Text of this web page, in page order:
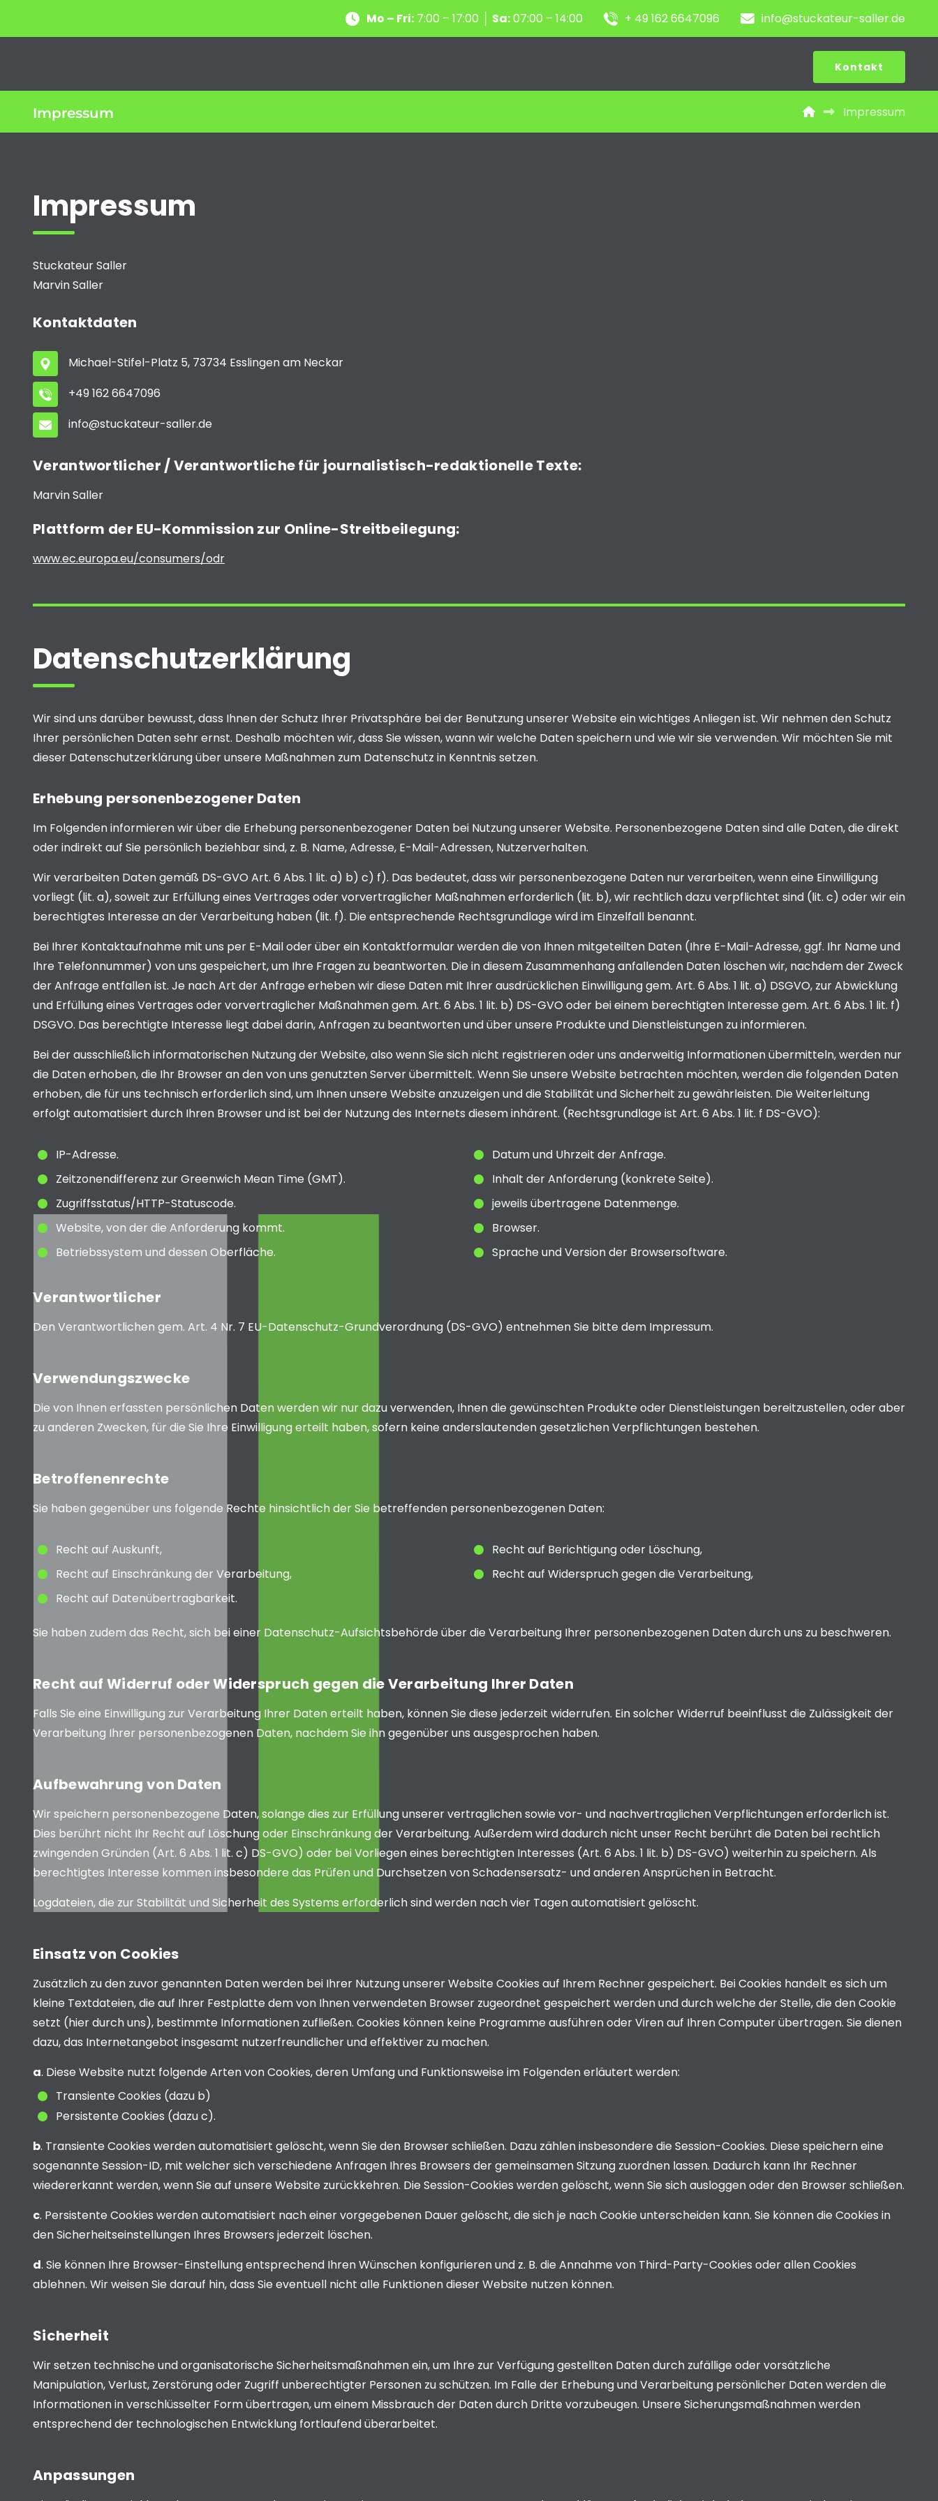
info@stuckateur-saller.de
+ 49 162 6647096
Mo – Fri: 7:00 – 17:00 │ Sa:07:00 – 14:00
Kontakt
Impressum Impressum
Impressum
Stuckateur Saller
Marvin Saller
Kontaktdaten
Michael-Stifel-Platz 5, 73734 Esslingen am Neckar
+49 162 6647096
info@stuckateur-saller.de
Verantwortlicher / Verantwortliche für journalistisch-redaktionelle Texte:
Marvin Saller
Plattform der EU-Kommission zur Online-Streitbeilegung:
www.ec.europa.eu/consumers/odr
Datenschutz­erklärung
Wir sind uns darüber bewusst, dass Ihnen der Schutz Ihrer Privatsphäre bei der Benutzung unserer Website ein wichtiges Anliegen ist. Wir nehmen den Schutz
Ihrer persönlichen Daten sehr ernst. Deshalb möchten wir, dass Sie wissen, wann wir welche Daten speichern und wie wir sie verwenden. Wir möchten Sie mit
dieser Datenschutzerklärung über unsere Maßnahmen zum Datenschutz in Kenntnis setzen.
Erhebung personenbezogener Daten
Im Folgenden informieren wir über die Erhebung personenbezogener Daten bei Nutzung unserer Website. Personenbezogene Daten sind alle Daten, die direkt
oder indirekt auf Sie persönlich beziehbar sind, z. B. Name, Adresse, E-Mail-Adressen, Nutzerverhalten.
Wir verarbeiten Daten gemäß DS-GVO Art. 6 Abs. 1 lit. a) b) c) f). Das bedeutet, dass wir personenbezogene Daten nur verarbeiten, wenn eine Einwilligung
vorliegt (lit. a), soweit zur Erfüllung eines Vertrages oder vorvertraglicher Maßnahmen erforderlich (lit. b), wir rechtlich dazu verpflichtet sind (lit. c) oder wir ein
berechtigtes Interesse an der Verarbeitung haben (lit. f). Die entsprechende Rechtsgrundlage wird im Einzelfall benannt.
Bei Ihrer Kontaktaufnahme mit uns per E-Mail oder über ein Kontaktformular werden die von Ihnen mitgeteilten Daten (Ihre E-Mail-Adresse, ggf. Ihr Name und
Ihre Telefonnummer) von uns gespeichert, um Ihre Fragen zu beantworten. Die in diesem Zusammenhang anfallenden Daten löschen wir, nachdem der Zweck
der Anfrage entfallen ist. Je nach Art der Anfrage erheben wir diese Daten mit Ihrer ausdrücklichen Einwilligung gem. Art. 6 Abs. 1 lit. a) DSGVO, zur Abwicklung
und Erfüllung eines Vertrages oder vorvertraglicher Maßnahmen gem. Art. 6 Abs. 1 lit. b) DS-GVO oder bei einem berechtigten Interesse gem. Art. 6 Abs. 1 lit. f)
DSGVO. Das berechtigte Interesse liegt dabei darin, Anfragen zu beantworten und über unsere Produkte und Dienstleistungen zu informieren.
Bei der ausschließlich informatorischen Nutzung der Website, also wenn Sie sich nicht registrieren oder uns anderweitig Informationen übermitteln, werden nur
die Daten erhoben, die Ihr Browser an den von uns genutzten Server übermittelt. Wenn Sie unsere Website betrachten möchten, werden die folgenden Daten
erhoben, die für uns technisch erforderlich sind, um Ihnen unsere Website anzuzeigen und die Stabilität und Sicherheit zu gewährleisten. Die Weiterleitung
erfolgt automatisiert durch Ihren Browser und ist bei der Nutzung des Internets diesem inhärent. (Rechtsgrundlage ist Art. 6 Abs. 1 lit. f DS-GVO):
IP-Adresse.
Datum und Uhrzeit der Anfrage.
Zeitzonendifferenz zur Greenwich Mean Time (GMT).
Inhalt der Anforderung (konkrete Seite).
Zugriffsstatus/HTTP-Statuscode.
jeweils übertragene Datenmenge.
Website, von der die Anforderung kommt.
Browser.
Betriebssystem und dessen Oberfläche.
Sprache und Version der Browsersoftware.
Verantwortlicher
Den Verantwortlichen gem. Art. 4 Nr. 7 EU-Datenschutz-Grundverordnung (DS-GVO) entnehmen Sie bitte dem Impressum.
Verwendungszwecke
Die von Ihnen erfassten persönlichen Daten werden wir nur dazu verwenden, Ihnen die gewünschten Produkte oder Dienstleistungen bereitzustellen, oder aber
zu anderen Zwecken, für die Sie Ihre Einwilligung erteilt haben, sofern keine anderslautenden gesetzlichen Verpflichtungen bestehen.
Betroffenenrechte
Sie haben gegenüber uns folgende Rechte hinsichtlich der Sie betreffenden personenbezogenen Daten:
Recht auf Auskunft,
Recht auf Berichtigung oder Löschung,
Recht auf Einschränkung der Verarbeitung,
Recht auf Widerspruch gegen die Verarbeitung,
Recht auf Datenübertragbarkeit.
Sie haben zudem das Recht, sich bei einer Datenschutz-Aufsichtsbehörde über die Verarbeitung Ihrer personenbezogenen Daten durch uns zu beschweren.
Recht auf Widerruf oder Widerspruch gegen die Verarbeitung Ihrer Daten
Falls Sie eine Einwilligung zur Verarbeitung Ihrer Daten erteilt haben, können Sie diese jederzeit widerrufen. Ein solcher Widerruf beeinflusst die Zulässigkeit der
Verarbeitung Ihrer personenbezogenen Daten, nachdem Sie ihn gegenüber uns ausgesprochen haben.
Aufbewahrung von Daten
Wir speichern personenbezogene Daten, solange dies zur Erfüllung unserer vertraglichen sowie vor- und nachvertraglichen Verpflichtungen erforderlich ist.
Dies berührt nicht Ihr Recht auf Löschung oder Einschränkung der Verarbeitung. Außerdem wird dadurch nicht unser Recht berührt die Daten bei rechtlich
zwingenden Gründen (Art. 6 Abs. 1 lit. c) DS-GVO) oder bei Vorliegen eines berechtigten Interesses (Art. 6 Abs. 1 lit. b) DS-GVO) weiterhin zu speichern. Als
berechtigtes Interesse kommen insbesondere das Prüfen und Durchsetzen von Schadensersatz- und anderen Ansprüchen in Betracht.
Logdateien, die zur Stabilität und Sicherheit des Systems erforderlich sind werden nach vier Tagen automatisiert gelöscht.
Einsatz von Cookies
Zusätzlich zu den zuvor genannten Daten werden bei Ihrer Nutzung unserer Website Cookies auf Ihrem Rechner gespeichert. Bei Cookies handelt es sich um
kleine Textdateien, die auf Ihrer Festplatte dem von Ihnen verwendeten Browser zugeordnet gespeichert werden und durch welche der Stelle, die den Cookie
setzt (hier durch uns), bestimmte Informationen zufließen. Cookies können keine Programme ausführen oder Viren auf Ihren Computer übertragen. Sie dienen
dazu, das Internetangebot insgesamt nutzerfreundlicher und effektiver zu machen.
a. Diese Website nutzt folgende Arten von Cookies, deren Umfang und Funktionsweise im Folgenden erläutert werden:
Transiente Cookies (dazu b)
Persistente Cookies (dazu c).
b. Transiente Cookies werden automatisiert gelöscht, wenn Sie den Browser schließen. Dazu zählen insbesondere die Session-Cookies. Diese speichern eine
sogenannte Session-ID, mit welcher sich verschiedene Anfragen Ihres Browsers der gemeinsamen Sitzung zuordnen lassen. Dadurch kann Ihr Rechner
wiedererkannt werden, wenn Sie auf unsere Website zurückkehren. Die Session-Cookies werden gelöscht, wenn Sie sich ausloggen oder den Browser schließen.
c. Persistente Cookies werden automatisiert nach einer vorgegebenen Dauer gelöscht, die sich je nach Cookie unterscheiden kann. Sie können die Cookies in
den Sicherheitseinstellungen Ihres Browsers jederzeit löschen.
d. Sie können Ihre Browser-Einstellung entsprechend Ihren Wünschen konfigurieren und z. B. die Annahme von Third-Party-Cookies oder allen Cookies
ablehnen. Wir weisen Sie darauf hin, dass Sie eventuell nicht alle Funktionen dieser Website nutzen können.
Sicherheit
Wir setzen technische und organisatorische Sicherheitsmaßnahmen ein, um Ihre zur Verfügung gestellten Daten durch zufällige oder vorsätzliche
Manipulation, Verlust, Zerstörung oder Zugriff unberechtigter Personen zu schützen. Im Falle der Erhebung und Verarbeitung persönlicher Daten werden die
Informationen in verschlüsselter Form übertragen, um einem Missbrauch der Daten durch Dritte vorzubeugen. Unsere Sicherungsmaßnahmen werden
entsprechend der technologischen Entwicklung fortlaufend überarbeitet.
Anpassungen